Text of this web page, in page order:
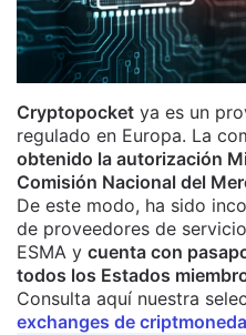
Cryptopocket ya es un
regulado en Europa. La
obtenido la autorización
Comisión Nacional del
De este modo, ha sido
de proveedores de
ESMA y cuenta con
todos los Estados
Consulta aquí nuestra
exchanges de